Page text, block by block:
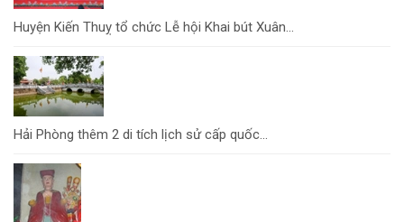
Huyện Kiến Thuỵ tổ chức Lễ hội Khai bút Xuân...
Hải Phòng thêm 2 di tích lịch sử cấp quốc...